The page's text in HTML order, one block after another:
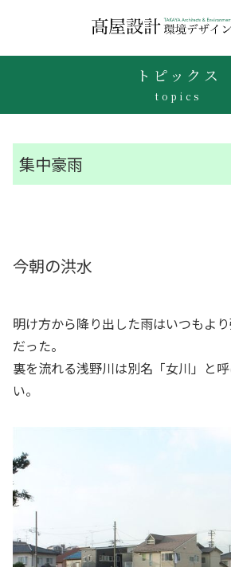
トピックス
topics
集中豪雨
今朝の洪水
明け方から降り出した雨はいつもよ
だった。
裏を流れる浅野川は別名「女川」と
い。